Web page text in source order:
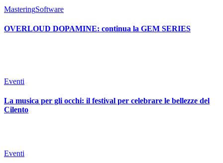
MasteringSoftware
OVERLOUD DOPAMINE: continua la GEM SERIES
Eventi
La musica per gli occhi: il festival per celebrare le bellezze del
Cilento
Eventi